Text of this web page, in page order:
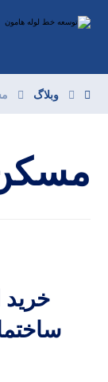
وبلاگ